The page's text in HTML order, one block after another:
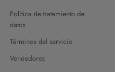
Política de tratamiento de
datos
Términos del servicio
Vendedores